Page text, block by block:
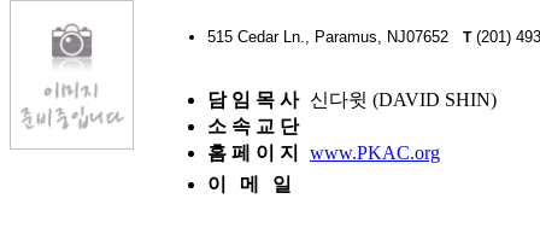
515 Cedar Ln., Paramus, NJ07652 T(201)
담 임 목 사 신다윗 (DAVID SHIN)
소 속 교 단
홈 페 이 지
www.PKAC.org
이 메 일